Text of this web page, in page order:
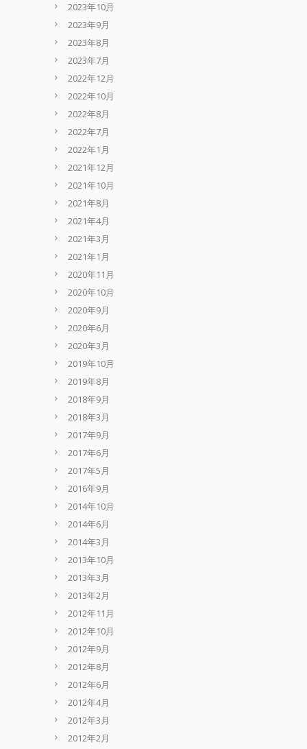
2023年10月
2023年9月
2023年8月
2023年7月
2022年12月
2022年10月
2022年8月
2022年7月
2022年1月
2021年12月
2021年10月
2021年8月
2021年4月
2021年3月
2021年1月
2020年11月
2020年10月
2020年9月
2020年6月
2020年3月
2019年10月
2019年8月
2018年9月
2018年3月
2017年9月
2017年6月
2017年5月
2016年9月
2014年10月
2014年6月
2014年3月
2013年10月
2013年3月
2013年2月
2012年11月
2012年10月
2012年9月
2012年8月
2012年6月
2012年4月
2012年3月
2012年2月